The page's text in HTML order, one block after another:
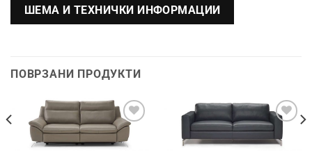
ШЕМА И ТЕХНИЧКИ ИНФОРМАЦИИ
ПОВРЗАНИ ПРОДУКТИ
Додади во
желботека
Додади во
желботека